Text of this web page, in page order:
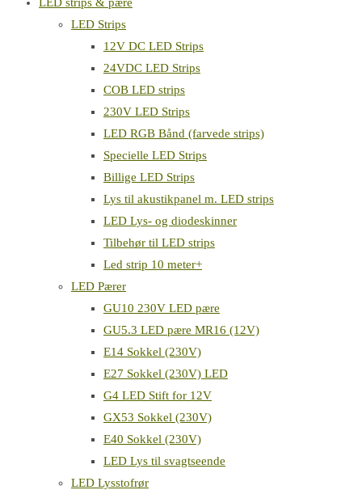
LED Strips
12V DC LED Strips
24VDC LED Strips
COB LED strips
230V LED Strips
LED RGB Bånd (farvede strips)
Specielle LED Strips
Billige LED Strips
Lys til akustikpanel m. LED strips
LED Lys- og diodeskinner
Tilbehør til LED strips
Led strip 10 meter+
LED Pærer
GU10 230V LED pære
GU5.3 LED pære MR16 (12V)
E14 Sokkel (230V)
E27 Sokkel (230V) LED
G4 LED Stift for 12V
GX53 Sokkel (230V)
E40 Sokkel (230V)
LED Lys til svagtseende
LED Lysstofrør